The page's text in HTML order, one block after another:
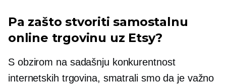
Pa zašto stvoriti samostalnu
online trgovinu uz Etsy?
S obzirom na sadašnju konkurentnost
internetskih trgovina, smatrali smo da je važno